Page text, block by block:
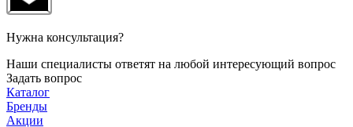
Нужна консультация?
Наши специалисты ответят на любой интересующий вопрос
Задать вопрос
Каталог
Бренды
Акции